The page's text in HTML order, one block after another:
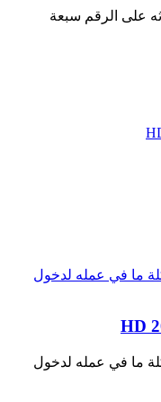
ما في عمله لدخول
ما في عمله لدخول